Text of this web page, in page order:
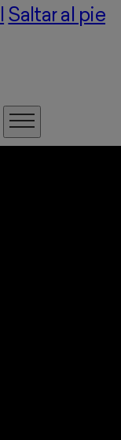
Saltar al pie